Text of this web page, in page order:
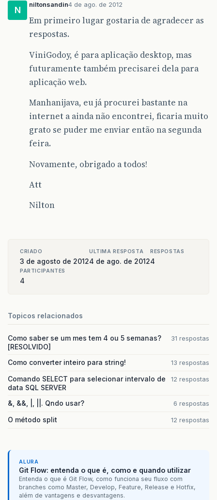
N
niltonsandin4 de ago. de 2012
Em primeiro lugar gostaria de agradecer as
respostas.
ViniGodoy, é para aplicação desktop, mas
futuramente também precisarei dela para
aplicação web.
Manhanijava, eu já procurei bastante na
internet a ainda não encontrei, ficaria muito
grato se puder me enviar então na segunda
feira.
Novamente, obrigado a todos!
Att
Nilton
CRIADO
3 de agosto de 2012
ULTIMA RESPOSTA
4 de ago. de 2012
RESPOSTAS
4
PARTICIPANTES
4
Topicos relacionados
Como saber se um mes tem 4 ou 5 semanas?
[RESOLVIDO]
31 respostas
Como converter inteiro para string! 13 respostas
Comando SELECT para selecionar intervalo de
data SQL SERVER
12 respostas
&, &&, |, ||. Qndo usar? 6 respostas
O método split 12 respostas
ALURA
Git Flow: entenda o que é, como e quando utilizar
Entenda o que é Git Flow, como funciona seu fluxo com
branches como Master, Develop, Feature, Release e Hotfix,
além de vantagens e desvantagens.